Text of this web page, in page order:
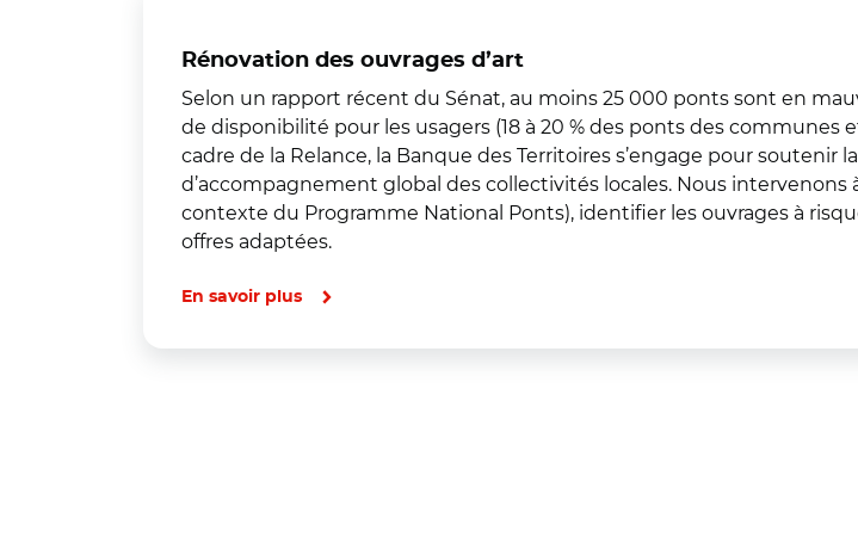
Rénovation des ouvrages d’art
Selon un rapport récent du Sénat, au moins 25 000 ponts sont en
de disponibilité pour les usagers (18 à 20 % des ponts des
cadre de la Relance, la Banque des Territoires s’engage pour soutenir
d’accompagnement global des collectivités locales. Nous intervenons
contexte du Programme National Ponts), identifier les ouvrages à
offres adaptées.
En savoir plus